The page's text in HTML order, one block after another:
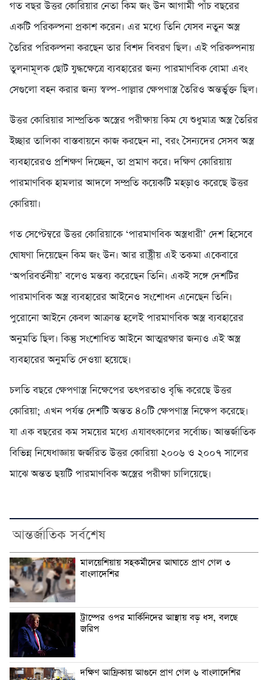
গত বছর উত্তর কোরিয়ার নেতা কিম জং উন আগামী পাঁচ বছরের
একটি পরিকল্পনা প্রকাশ করেন। এর মধ্যে তিনি যেসব নতুন অস্ত্র
তৈরির পরিকল্পনা করছেন তার বিশদ বিবরণ ছিল। এই পরিকল্পনায়
তুলনামূলক ছোট যুদ্ধক্ষেত্রে ব্যবহারের জন্য পারমাণবিক বোমা এবং
সেগুলো বহন করার জন্য স্বল্প-পাল্লার ক্ষেপণাস্ত্র তৈরিও অন্তর্ভুক্ত ছিল।
উত্তর কোরিয়ার সাম্প্রতিক অস্ত্রের পরীক্ষায় কিম যে শুধুমাত্র অস্ত্র তৈরির
ইচ্ছার তালিকা বাস্তবায়নে কাজ করছেন না, বরং সৈন্যদের সেসব অস্ত্র
ব্যবহারেরও প্রশিক্ষণ দিচ্ছেন, তা প্রমাণ করে। দক্ষিণ কোরিয়ায়
পারমাণবিক হামলার আদলে সম্প্রতি কয়েকটি মহড়াও করেছে উত্তর
কোরিয়া।
গত সেপ্টেম্বরে উত্তর কোরিয়াকে ‘পারমাণবিক অস্ত্রধারী’ দেশ হিসেবে
ঘোষণা দিয়েছেন কিম জং উন। আর রাষ্ট্রীয় এই তকমা একেবারে
‌‘অপরিবর্তনীয়’ বলেও মন্তব্য করেছেন তিনি। একই সঙ্গে দেশটির
পারমাণবিক অস্ত্র ব্যবহারের আইনেও সংশোধন এনেছেন তিনি।
পুরোনো আইনে কেবল আক্রান্ত হলেই পারমাণবিক অস্ত্র ব্যবহারের
অনুমতি ছিল। কিন্তু সংশোধিত আইনে আত্মরক্ষার জন্যও এই অস্ত্র
ব্যবহারের অনুমতি দেওয়া হয়েছে।
চলতি বছরে ক্ষেপণাস্ত্র নিক্ষেপের তৎপরতাও বৃদ্ধি করেছে উত্তর
কোরিয়া; এখন পর্যন্ত দেশটি অন্তত ৪০টি ক্ষেপণাস্ত্র নিক্ষেপ করেছে।
যা এক বছরের কম সময়ের মধ্যে এযাবৎকালের সর্বোচ্চ। আন্তর্জাতিক
বিভিন্ন নিষেধাজ্ঞায় জর্জরিত উত্তর কোরিয়া ২০০৬ ও ২০০৭ সালের
মাঝে অন্তত ছয়টি পারমাণবিক অস্ত্রের পরীক্ষা চালিয়েছে।
আন্তর্জাতিক সর্বশেষ
মালয়েশিয়ায় সহকর্মীদের আঘাতে প্রাণ গেল ৩
বাংলাদেশির
ট্রাম্পের ওপর মার্কিনিদের আস্থায় বড় ধস, বলছে
জরিপ
দক্ষিণ আফ্রিকায় আগুনে প্রাণ গেল ৬ বাংলাদেশির